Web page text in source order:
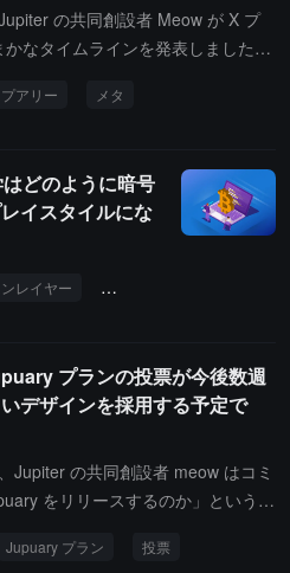
ーザー」を報酬することを目的と
間 11 月 29 日午前 10：59 です。
の共同創設者 Meow が X プ
なタイムラインを発表しました：
いて議論します；JuperPark のイ
票を開始します；目標は、次の四
延期投票を行い、同時に重要な WG
アリー メタ
どのように暗号
イスタイルにな
レイヤー エセナ
プランの投票が今後数週
デザインを採用する予定で
Jupiter の共同創設者 meow はコミ
をリリースするのか」という質
ュニティ主導のプログラムである
Jupuary プラン 投票